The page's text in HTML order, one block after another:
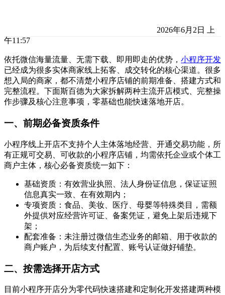
2026年6月2日 上
午11:57
依托微信海量流量、无需下载、即用即走的优势， 小程序开发
已经成为很多实体商家线上拓客、成交转化的核心渠道。很多
想入局的商家，都不清楚小程序店铺的前期准备、搭建方式和
完整流程。下面斯百德为大家拆解两种主流开店模式、完整操
作步骤及核心注意事项，零基础也能快速落地开店。
一、前期必备资质条件
小程序线上开店不支持个人主体落地经营、开通交易功能，所
有正规可交易、可收款的小程序店铺，均需依托企业或个体工
商户主体，核心必备资质统一如下：
基础资质：有效营业执照、法人身份证信息，保证证照
信息真实一致、在有效期内；
专项资质：食品、美妆、医疗、母婴等特殊类目，需额
外提供对应经营许可证、备案凭证，避免上架后违规下
架；
配套准备：未注册过微信生态业务的邮箱、用于收款的
商户账户，为后续支付配置、账号认证做好铺垫。
二、按需选择开店方式
目前小程序开店分为零代码快速搭建和定制化开发搭建两种模